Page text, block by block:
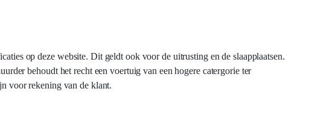
op deze website. Dit geldt ook voor de uitrusting en de slaapplaatsen.
behoudt het recht een voertuig van een hogere catergorie ter
voor rekening van de klant.